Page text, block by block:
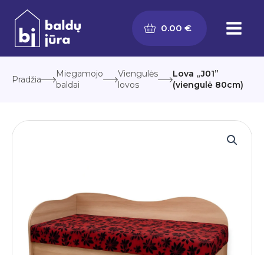
Pereiti
prie
turinio
0.00 €
Pradžia
Miegamojo
baldai
Viengulės
lovos
Lova „J01”
(viengulė 80cm)